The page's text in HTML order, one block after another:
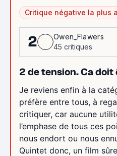
Critique négative la plus
2
Owen_Flawers
45 critiques
2 de tension. Ca
Je reviens enfin à la
préfère entre tous, à
critiquer, car aucune
l’emphase de tous ces
nous endort ou nous
Quintet donc, un film